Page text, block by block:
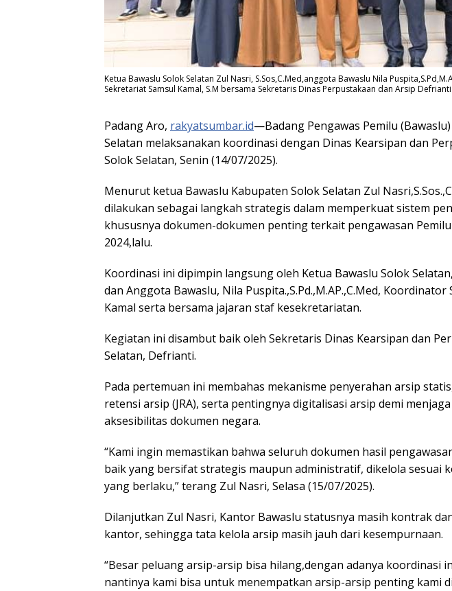
Ketua Bawaslu Solok Selatan Zul Nasri, S.Sos,C.Med,anggota Bawaslu Nila
Sekretariat Samsul Kamal, S.M bersama Sekretaris Dinas Perpustakaan dan Arsip
Padang Aro, rakyatsumbar.id—Badang Pengawas Pemilu
Selatan melaksanakan koordinasi dengan Dinas Kearsipan dan
Solok Selatan, Senin (14/07/2025).
Menurut ketua Bawaslu Kabupaten Solok Selatan Zul
dilakukan sebagai langkah strategis dalam memperkuat sistem
khususnya dokumen-dokumen penting terkait pengawasan
2024,lalu.
Koordinasi ini dipimpin langsung oleh Ketua Bawaslu Solok
dan Anggota Bawaslu, Nila Puspita.,S.Pd.,M.AP.,C.Med,
Kamal serta bersama jajaran staf kesekretariatan.
Kegiatan ini disambut baik oleh Sekretaris Dinas Kearsipan dan
Selatan, Defrianti.
Pada pertemuan ini membahas mekanisme penyerahan arsip
retensi arsip (JRA), serta pentingnya digitalisasi arsip demi
aksesibilitas dokumen negara.
“Kami ingin memastikan bahwa seluruh dokumen hasil
baik yang bersifat strategis maupun administratif, dikelola sesuai
yang berlaku,” terang Zul Nasri, Selasa (15/07/2025).
Dilanjutkan Zul Nasri, Kantor Bawaslu statusnya masih kontrak
kantor, sehingga tata kelola arsip masih jauh dari kesempurnaan.
“Besar peluang arsip-arsip bisa hilang,dengan adanya koordinasi
nantinya kami bisa untuk menempatkan arsip-arsip penting kami
Launching Buku
Antologi Puisi
Padangpanjang
Sulaiman Juned:
Memungut
Kenangan Masa
Lalu untuk Masa
Diskusi Komunitas
Minang
Redupnya
Tetap
dengan
dan